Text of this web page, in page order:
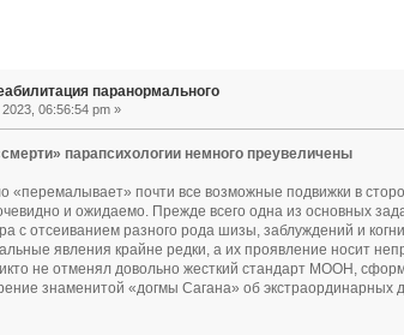
паранормального
06:56:54 pm »
парапсихологии немного преувеличены
«перемалывает» почти все возможные подвижки в
и ожидаемо. Прежде всего одна из основных
с отсеиванием разного рода шизы, заблуждений и
явления крайне редки, а их проявление носит
не отменял довольно жесткий стандарт МООН,
знаменитой «догмы Сагана» об экстраординарных